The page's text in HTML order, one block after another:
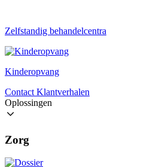
Zelfstandig behandelcentra
Kinderopvang
Contact Klantverhalen
Oplossingen
Zorg